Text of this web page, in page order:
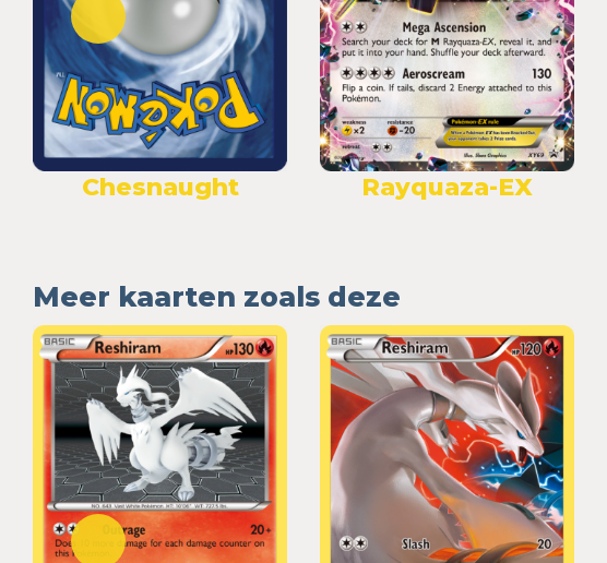
Chesnaught Rayquaza-EX
Meer kaarten zoals deze